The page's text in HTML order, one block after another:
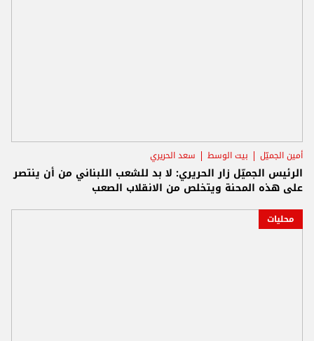
أمين الجميّل بيت الوسط سعد الحريري
الرئيس الجميّل زار الحريري: لا بد للشعب اللبناني من أن ينتصر
على هذه المحنة ويتخلص من الانقلاب الصعب
محليات